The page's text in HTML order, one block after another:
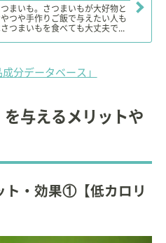
まいも。さつまいもが大好物と
つや手作りご飯で与えたい人も
つまいもを食べても大丈夫で...
分データベース」
与えるメリットや
ト・効果①【低カロリ